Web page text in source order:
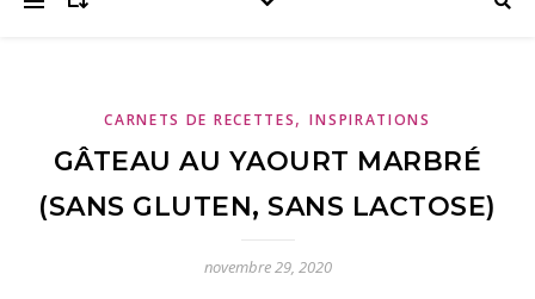
CARNETS DE RECETTES,INSPIRATIONS
GÂTEAU AU YAOURT MARBRÉ
(SANS GLUTEN, SANS LACTOSE)
novembre 29, 2020